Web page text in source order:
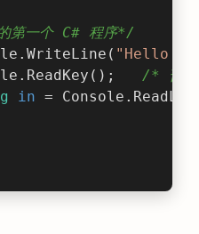
第一个 C# 程序*/
"Hello
/* 暂停
in =
}